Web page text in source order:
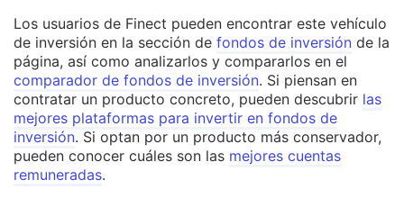
Los usuarios de Finect pueden encontrar este vehículo
de inversión en la sección de fondos de inversión de la
página, así como analizarlos y compararlos en el
comparador de fondos de inversión. Si piensan en
contratar un producto concreto, pueden descubrir las
mejores plataformas para invertir en fondos de
inversión. Si optan por un producto más conservador,
pueden conocer cuáles son las mejores cuentas
remuneradas.